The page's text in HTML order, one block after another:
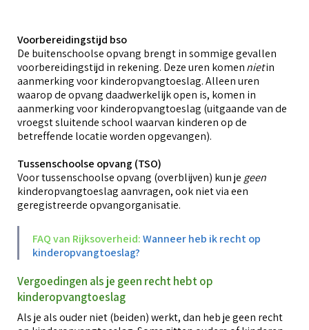
Voorbereidingstijd bso
De buitenschoolse opvang brengt in sommige gevallen
voorbereidingstijd in rekening. Deze uren komennietin
aanmerking voor kinderopvangtoeslag. Alleen uren
waarop de opvang daadwerkelijk open is, komen in
aanmerking voor kinderopvangtoeslag (uitgaande van de
vroegst sluitende school waarvan kinderen op de
betreffende locatie worden opgevangen).
Tussenschoolse opvang (TSO)
Voor tussenschoolse opvang (overblijven) kun jegeen
kinderopvangtoeslag aanvragen, ook niet via een
geregistreerde opvangorganisatie.
FAQ van Rijksoverheid:Wanneer heb ik recht op
kinderopvangtoeslag?
Vergoedingen als je geen recht hebt op
kinderopvangtoeslag
Als je als ouder niet (beiden) werkt, dan heb je geen recht